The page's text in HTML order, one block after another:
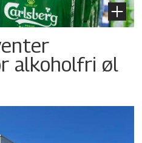
alkoholfri øl